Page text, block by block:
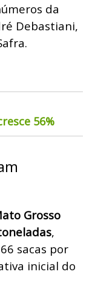
da
Debastiani,
56%
Grosso
,
sacas por
inicial do